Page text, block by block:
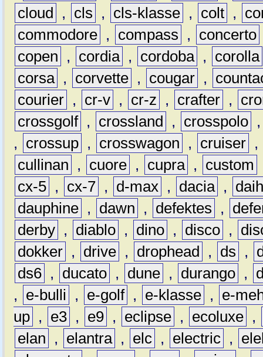
cloud
, cls , cls-klasse , colt ,
commodore , compass , concerto
copen
, cordia , cordoba ,
corolla
corsa , corvette , cougar ,
courier , cr-v , cr-z , crafter ,
crossgolf , crossland , crosspolo
,
crossup , crosswagon , cruiser ,
cullinan
, cuore , cupra , custom
cx-5 , cx-7 , d-max , dacia ,
dauphine , dawn , defektes ,
derby , diablo , dino , disco ,
dokker , drive , drophead , ds ,
ds6 , ducato , dune , durango ,
,
e-bulli , e-golf , e-klasse ,
e-
up , e3 , e9 , eclipse , ecoluxe ,
elan
, elantra , elc , electric ,